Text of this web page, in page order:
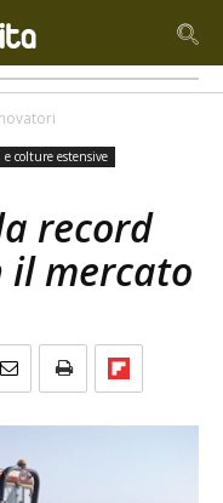
e colture estensive
record
il mercato